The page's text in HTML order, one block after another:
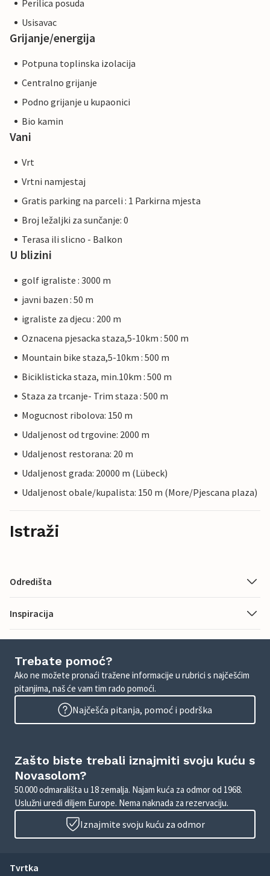
Perilica posuda
Usisavac
Grijanje/energija
Potpuna toplinska izolacija
Centralno grijanje
Podno grijanje u kupaonici
Bio kamin
Vani
Vrt
Vrtni namjestaj
Gratis parking na parceli : 1 Parkirna mjesta
Broj ležaljki za sunčanje: 0
Terasa ili slicno - Balkon
U blizini
golf igraliste : 3000 m
javni bazen : 50 m
igraliste za djecu : 200 m
Oznacena pjesacka staza,5-10km : 500 m
Mountain bike staza,5-10km : 500 m
Biciklisticka staza, min.10km : 500 m
Staza za trcanje- Trim staza : 500 m
Mogucnost ribolova: 150 m
Udaljenost od trgovine: 2000 m
Udaljenost restorana: 20 m
Udaljenost grada: 20000 m (Lübeck)
Udaljenost obale/kupalista: 150 m (More/Pjescana plaza)
Istraži
Odredišta
Inspiracija
Trebate pomoć?
Ako ne možete pronaći tražene informacije u rubrici s najčešćim
pitanjima, naš će vam tim rado pomoći.
Najčešća pitanja, pomoć i podrška
Zašto biste trebali iznajmiti svoju kuću s
Novasolom?
50.000 odmarališta u 18 zemalja. Najam kuća za odmor od 1968.
Uslužni uredi diljem Europe. Nema naknada za rezervaciju.
Iznajmite svoju kuću za odmor
Tvrtka